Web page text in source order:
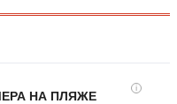
i
НА ПЛЯЖЕ